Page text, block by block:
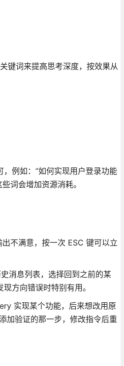
键词来提高思考深度，按效果从
例如：“如何实现用户登录功能
词会增加资源消耗。
不满意，按一次 ESC 键可以立
消息列表，选择回到之前的某
方向错误时特别有用。
实现某个功能，后来想改用原
加验证的那一步，修改指令后重